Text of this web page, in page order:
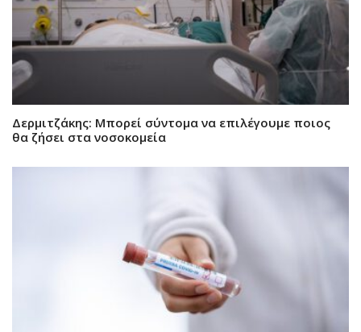
Δερμιτζάκης: Μπορεί σύντομα να επιλέγουμε ποιος
θα ζήσει στα νοσοκομεία